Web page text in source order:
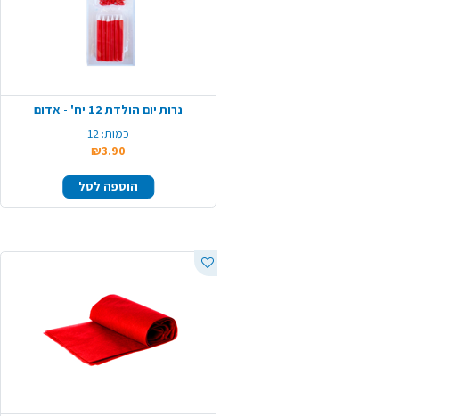
נרות יום הולדת 12 יח' - אדום
כמות: 12
₪3.90
הוספה לסל